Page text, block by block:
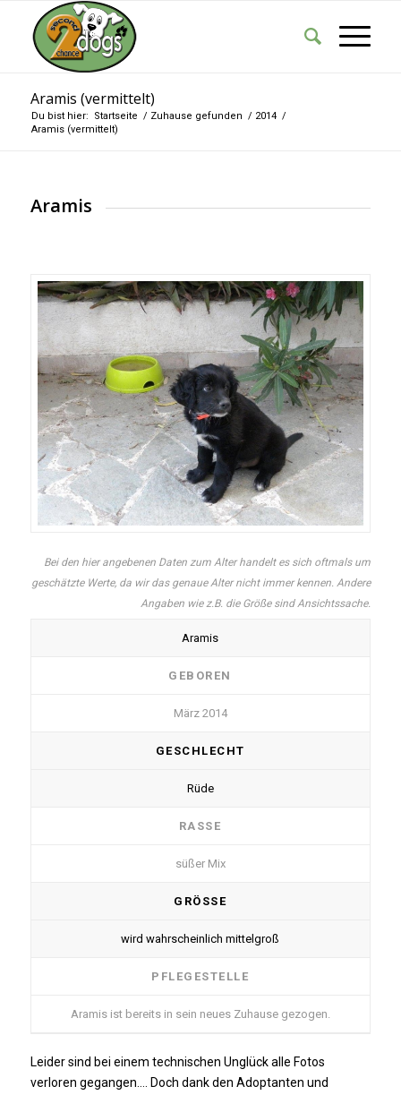
Aramis (vermittelt)
Du bist hier: Startseite / Zuhause gefunden / 2014 /
Aramis (vermittelt)
Aramis
Bei den hier angebenen Daten zum Alter handelt es sich oftmals um
geschätzte Werte, da wir das genaue Alter nicht immer kennen. Andere
Angaben wie z.B. die Größe sind Ansichtssache.
Aramis
GEBOREN
März 2014
GESCHLECHT
Rüde
RASSE
süßer Mix
GRÖSSE
wird wahrscheinlich mittelgroß
PFLEGESTELLE
Aramis ist bereits in sein neues Zuhause gezogen.
Leider sind bei einem technischen Unglück alle Fotos
verloren gegangen…. Doch dank den Adoptanten und